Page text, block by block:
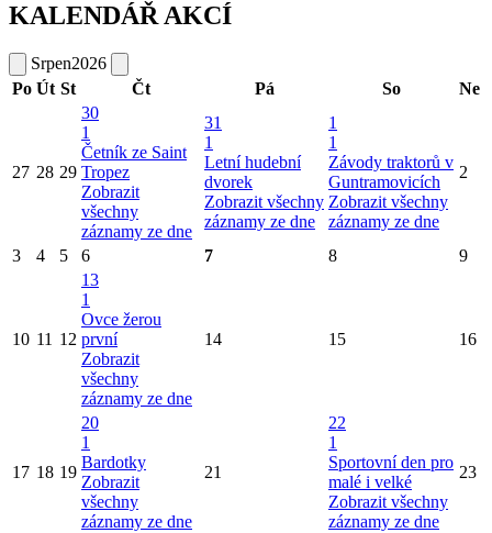
KALENDÁŘ AKCÍ
Srpen2026
Po Út St Čt Pá So Ne
27 28 29
30
1
Četník ze Saint
Tropez
Zobrazit
všechny
záznamy ze dne
31
1
Letní hudební
dvorek
Zobrazit všechny
záznamy ze dne
1
1
Závody traktorů v
Guntramovicích
Zobrazit všechny
záznamy ze dne
2
3 4 5 6 7 8 9
10 11 12
13
1
Ovce žerou
první
Zobrazit
všechny
záznamy ze dne
14 15 16
17 18 19
20
1
Bardotky
Zobrazit
všechny
záznamy ze dne
21
22
1
Sportovní den pro
malé i velké
Zobrazit všechny
záznamy ze dne
23